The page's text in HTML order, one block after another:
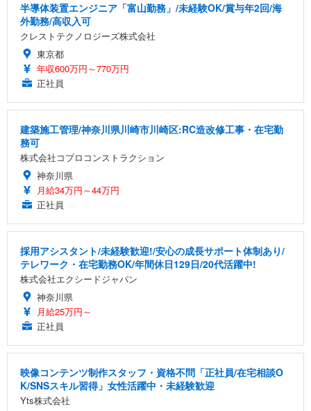
半導体装置エンジニア「富山勤務」/未経験OK/賞与年2回/海
外勤務/高収入可
クレストテクノロジーズ株式会社
東京都
年収600万円～770万円
正社員
建築施工管理/神奈川県川崎市川崎区:RC造改修工事・在宅勤
務可
株式会社コプロコンストラクション
神奈川県
月給34万円～44万円
正社員
採用アシスタント/未経験歓迎!/安心の成長サポート体制あり/
テレワーク・在宅勤務OK/年間休日129日/20代活躍中!
株式会社エクシードジャパン
神奈川県
月給25万円～
正社員
映像コンテンツ制作スタッフ・資格不問「正社員/在宅相談O
K/SNSスキル習得」女性活躍中・未経験歓迎
Yts株式会社